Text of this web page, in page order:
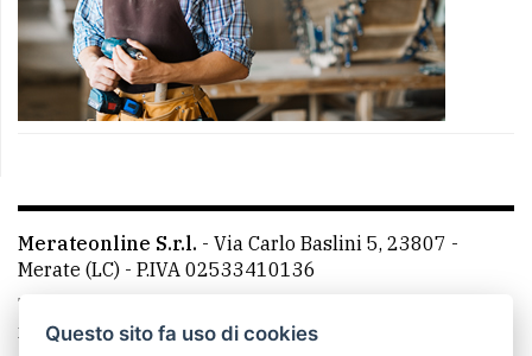
Merateonline S.r.l. - Via Carlo Baslini 5, 23807 -
Merate (LC) - P.IVA 02533410136
Telefono:
mail: redazione@merateonline.it
Questo sito fa uso di cookies